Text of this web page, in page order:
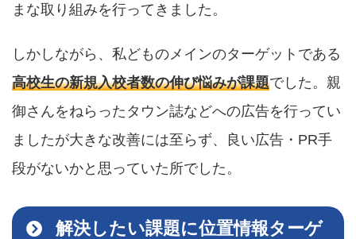
まな取り組みを行ってきました。
しかしながら、私どものメインのターゲットである
高校生の新規入校者数の伸び悩みが課題でした。親
御さんをねらったタウン誌などへの広告を行ってい
ましたが大きな改善には至らず、良い広告・PR手
段がないかと思っていた所でした。
解決したい課題に位置情報ターゲ